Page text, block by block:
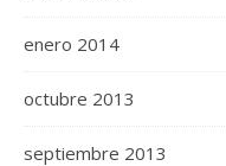
enero 2014
octubre 2013
septiembre 2013